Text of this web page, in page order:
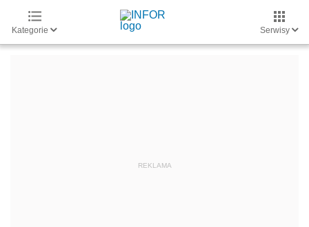
Kategorie Serwisy